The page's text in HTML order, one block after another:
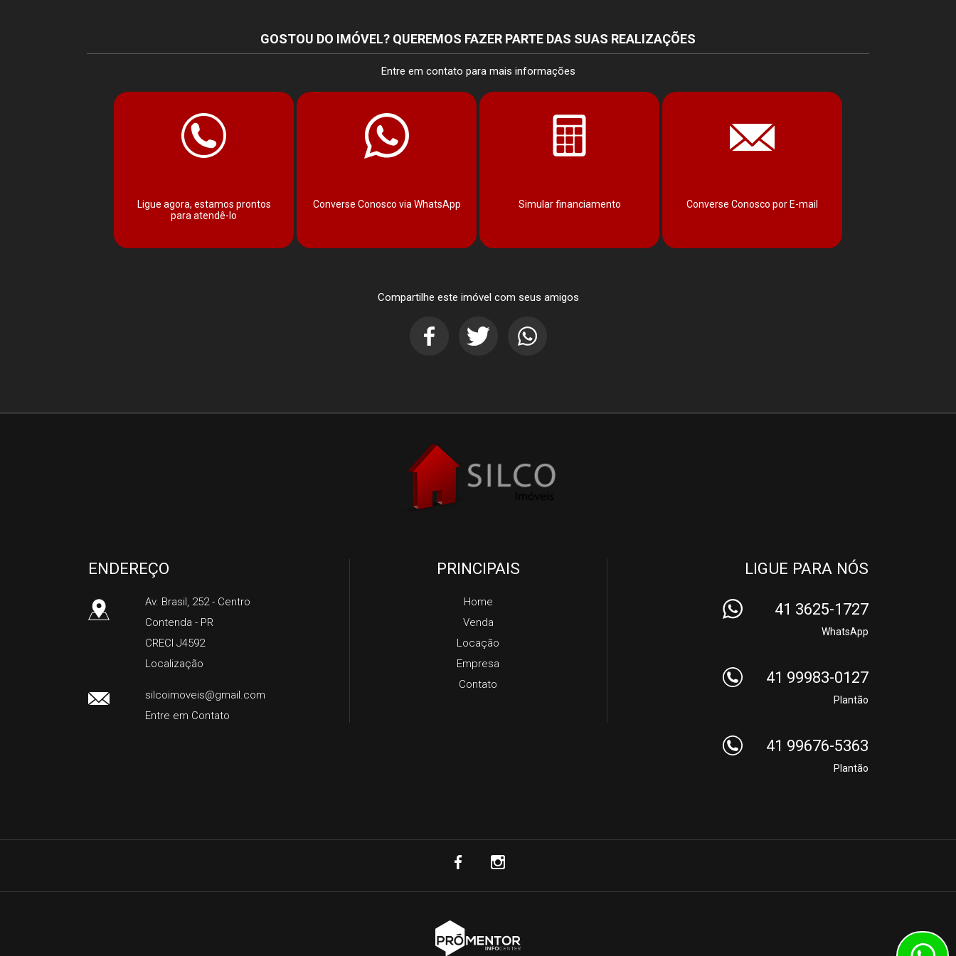
GOSTOU DO IMÓVEL? QUEREMOS FAZER PARTE DAS SUAS REALIZAÇÕES
Entre em contato para mais informações
Ligue agora, estamos prontos
para atendê-lo
Converse Conosco via WhatsApp Simular financiamento Converse Conosco por E-mail
Compartilhe este imóvel com seus amigos
ENDEREÇO
Av. Brasil, 252- Centro
Contenda - PR
CRECI J4592
Localização
silcoimoveis@gmail.com
Entre em Contato
PRINCIPAIS
Home
Venda
Locação
Empresa
Contato
LIGUE PARA NÓS
41 3625-1727
WhatsApp
41 99983-0127
Plantão
41 99676-5363
Plantão